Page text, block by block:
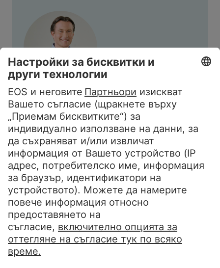
Карстен Тидов
Член на борда на директорите на
EOS Груп, отговарящ за Източна
Европа
Щефан Олмайер:
В рамките на новата структура за
Централна Европа систематично ще
разширяваме бизнес развитието.